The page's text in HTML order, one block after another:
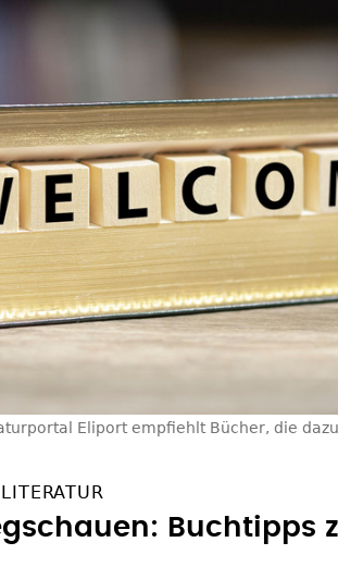
Eliport empfiehlt Bücher, die
Buchtipps